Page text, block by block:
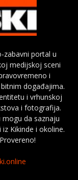
zabavni portal u
medijskoj sceni
i
događajima.
i vrhunskoj
i fotografija.
da saznaju
Kikinde i okoline.